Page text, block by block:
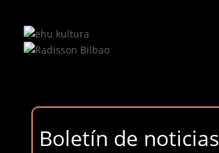
Boletín de noticias